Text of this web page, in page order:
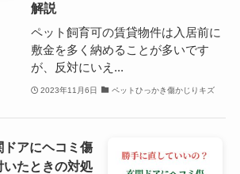
解説
ペット飼育可の賃貸物件は入居前に
敷金を多く納めることが多いです
が、反対にいえ...
2023年11月6日 ペットひっかき傷かじりキズ
ドアにヘコミ傷
たときの対処